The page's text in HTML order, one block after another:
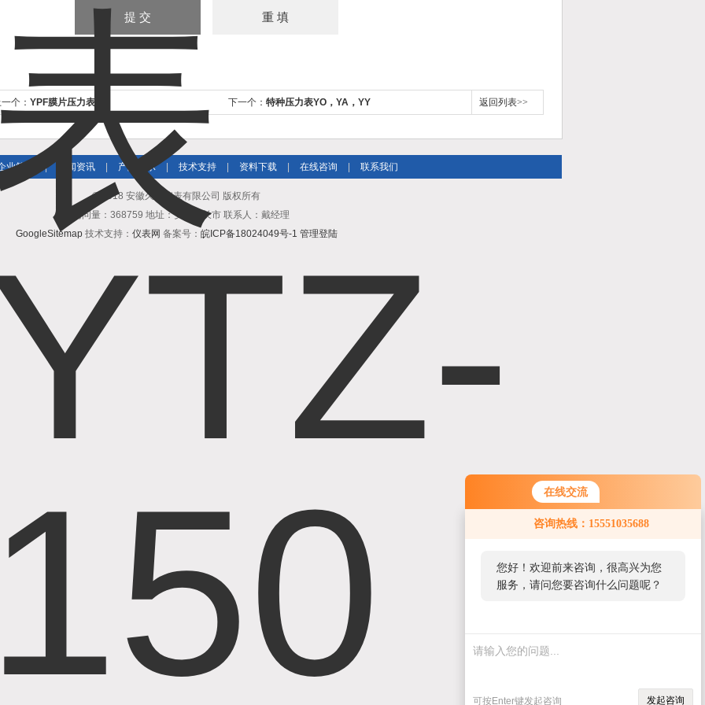
在线交流
咨询热线：15551035688
您好！欢迎前来咨询，很高兴为您
服务，请问您要咨询什么问题呢？
可按Enter键发起咨询 发起咨询
个： YPF膜片压力表 下一个： 特种压力表YO，YA，YY 返回列表>>
业简介 | 新闻资讯 产品展示 技术支持 资料下载 在线咨询 联系我们
© 2018 安徽久跃仪表有限公司 版权所有
总访问量：368759 地址：安徽天长市 联系人：戴经理
GoogleSitemap技术支持： 仪表网 备案号： 皖ICP备18024049号-1 管理登陆